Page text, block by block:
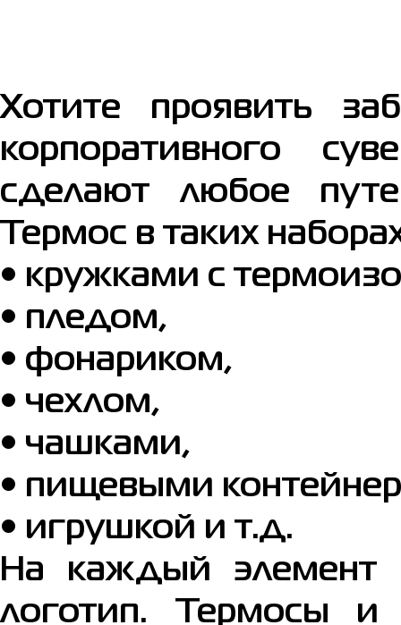
Хотите проявить
корпоративного
сделают любое
Термос в таких
• кружками с
• пледом,
• фонариком,
• чехлом,
• чашками,
• пищевыми
• игрушкой и т.д.
На каждый элемент
логотип. Термосы и